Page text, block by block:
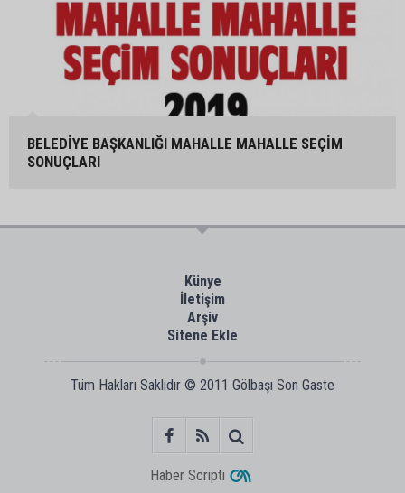
BELEDİYE BAŞKANLIĞI MAHALLE MAHALLE SEÇİM
SONUÇLARI
Künye
İletişim
Arşiv
Sitene Ekle
Tüm Hakları Saklıdır © 2011 Gölbaşı Son Gaste
Haber Scripti